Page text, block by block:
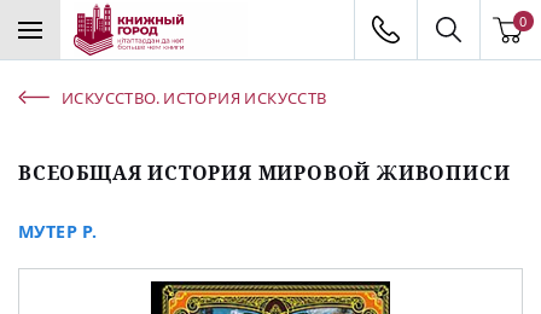
0
ИСКУССТВО. ИСТОРИЯ ИСКУССТВ
ВСЕОБЩАЯ ИСТОРИЯ МИРОВОЙ ЖИВОПИСИ
МУТЕР Р.